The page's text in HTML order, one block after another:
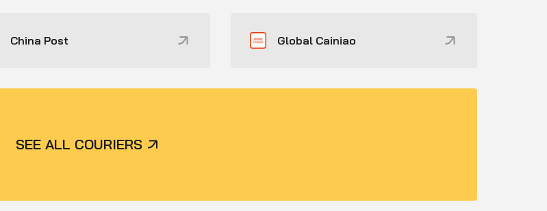
China Post Global Cainiao
SEE ALL COURIERS